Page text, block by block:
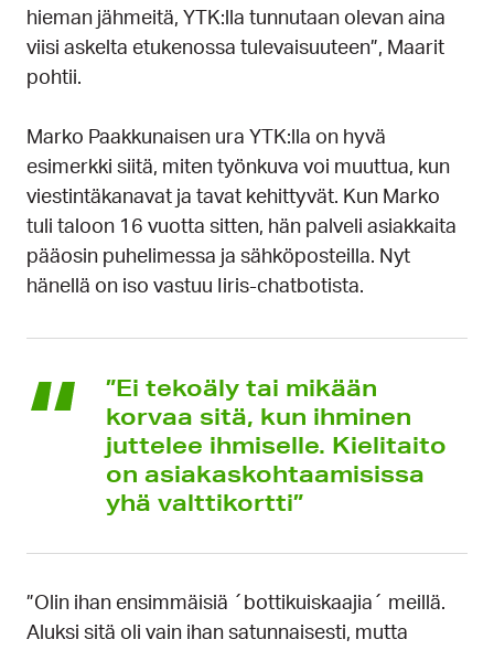
hieman jähmeitä, YTK:lla tunnutaan olevan aina
viisi askelta etukenossa tulevaisuuteen”, Maarit
pohtii.
Marko Paakkunaisen ura YTK:lla on hyvä
esimerkki siitä, miten työnkuva voi muuttua, kun
viestintäkanavat ja tavat kehittyvät. Kun Marko
tuli taloon 16 vuotta sitten, hän palveli asiakkaita
pääosin puhelimessa ja sähköposteilla. Nyt
hänellä on iso vastuu Iiris-chatbotista.
”Ei tekoäly tai mikään
korvaa sitä, kun ihminen
juttelee ihmiselle. Kielitaito
on asiakaskohtaamisissa
yhä valttikortti”
”Olin ihan ensimmäisiä ´bottikuiskaajia´ meillä.
Aluksi sitä oli vain ihan satunnaisesti, mutta